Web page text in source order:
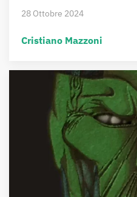
28 Ottobre 2024
Cristiano Mazzoni